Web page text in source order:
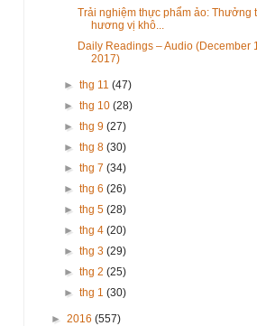
Trải nghiệm thực phẩm ảo: Thưởng
hương vị khô...
Daily Readings – Audio (December
2017)
►thg 11(47)
►thg 10(28)
►thg 9(27)
►thg 8(30)
►thg 7(34)
►thg 6(26)
►thg 5(28)
►thg 4(20)
►thg 3(29)
►thg 2(25)
►thg 1(30)
► 2016 (557)